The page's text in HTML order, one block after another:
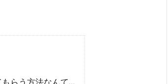
らう方法なんて…